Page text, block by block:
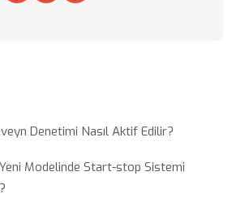
Denetimi Nasıl Aktif Edilir?
Modelinde Start-stop Sistemi